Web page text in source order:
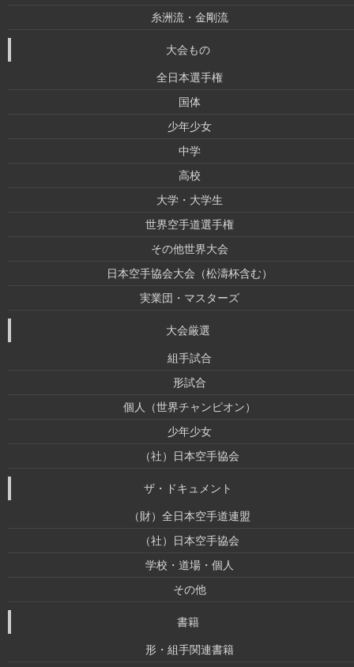
糸洲流・金剛流
大会もの
全日本選手権
国体
少年少女
中学
高校
大学・大学生
世界空手道選手権
その他世界大会
日本空手協会大会（松濤杯含む）
実業団・マスターズ
大会厳選
組手試合
形試合
個人（世界チャンピオン）
少年少女
（社）日本空手協会
ザ・ドキュメント
（財）全日本空手道連盟
（社）日本空手協会
学校・道場・個人
その他
書籍
形・組手関連書籍